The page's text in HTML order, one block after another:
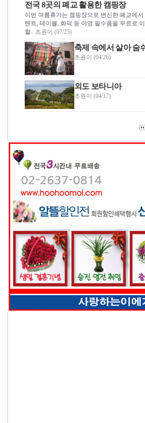
전국 8곳의 폐교 활용한 캠핑장
이번 여름휴가는 캠핑장으로 변신한 폐교에
텐트, 테이블, 화덕 등 야영 필수품을 무료로
할.. 초원이 (07/25)
축제 속에서 살아 숨
초원이 (04/26)
외도 보타니아
초원이 (04/17)